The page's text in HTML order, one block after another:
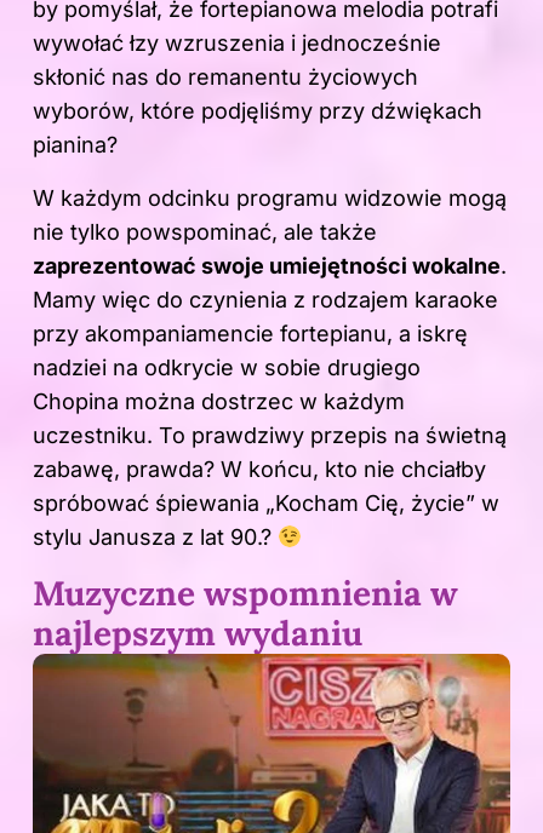
by pomyślał, że fortepianowa melodia potrafi
wywołać łzy wzruszenia i jednocześnie
skłonić nas do remanentu życiowych
wyborów, które podjęliśmy przy dźwiękach
pianina?
W każdym odcinku programu widzowie mogą
nie tylko powspominać, ale także
zaprezentować swoje umiejętności wokalne.
Mamy więc do czynienia z rodzajem karaoke
przy akompaniamencie fortepianu, a iskrę
nadziei na odkrycie w sobie drugiego
Chopina można dostrzec w każdym
uczestniku. To prawdziwy przepis na świetną
zabawę, prawda? W końcu, kto nie chciałby
spróbować śpiewania „Kocham Cię, życie” w
stylu Janusza z lat 90.?
Muzyczne wspomnienia w
najlepszym wydaniu